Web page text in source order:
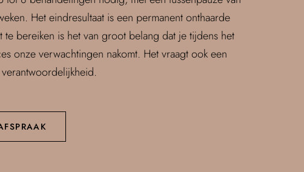
Het eindresultaat is een permanent onthaarde
te bereiken is het van groot belang dat je tijdens het
onze verwachtingen nakomt. Het vraagt ook een